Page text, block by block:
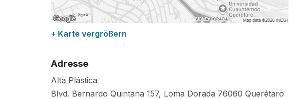
+ Karte vergrößern
Adresse
Alta Plástica
Blvd. Bernardo Quintana 157, Loma Dorada 76060 Querétaro